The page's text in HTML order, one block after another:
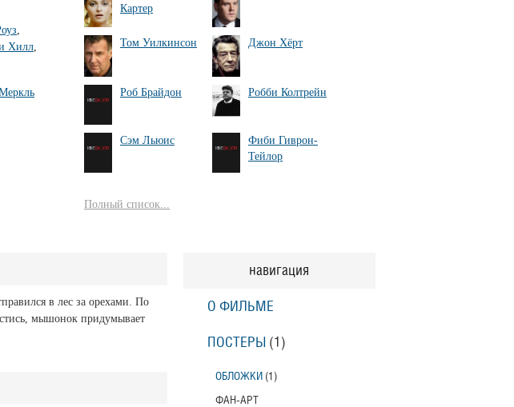
,
Хилл,
Картер
Том Уилкинсон Джон Хёрт
Роб Брайдон Робби Колтрейн
Сэм Льюис
Фиби Гиврон-
Тейлор
Полный список...
в лес за орехами. По
мышонок придумывает
навигация
О ФИЛЬМЕ
ПОСТЕРЫ (1)
ОБЛОЖКИ (1)
ФАН-АРТ